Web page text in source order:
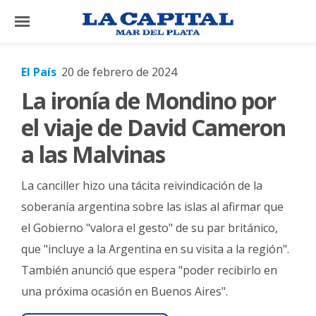
×
El
País
Mundo
La
Zona
Cultura
Tecnología
El País 20 de febrero de 2024
La ironía de Mondino por
el viaje de David Cameron
a las Malvinas
La canciller hizo una tácita reivindicación de la
soberanía argentina sobre las islas al afirmar que
el Gobierno "valora el gesto" de su par británico,
que "incluye a la Argentina en su visita a la región".
También anunció que espera "poder recibirlo en
una próxima ocasión en Buenos Aires".